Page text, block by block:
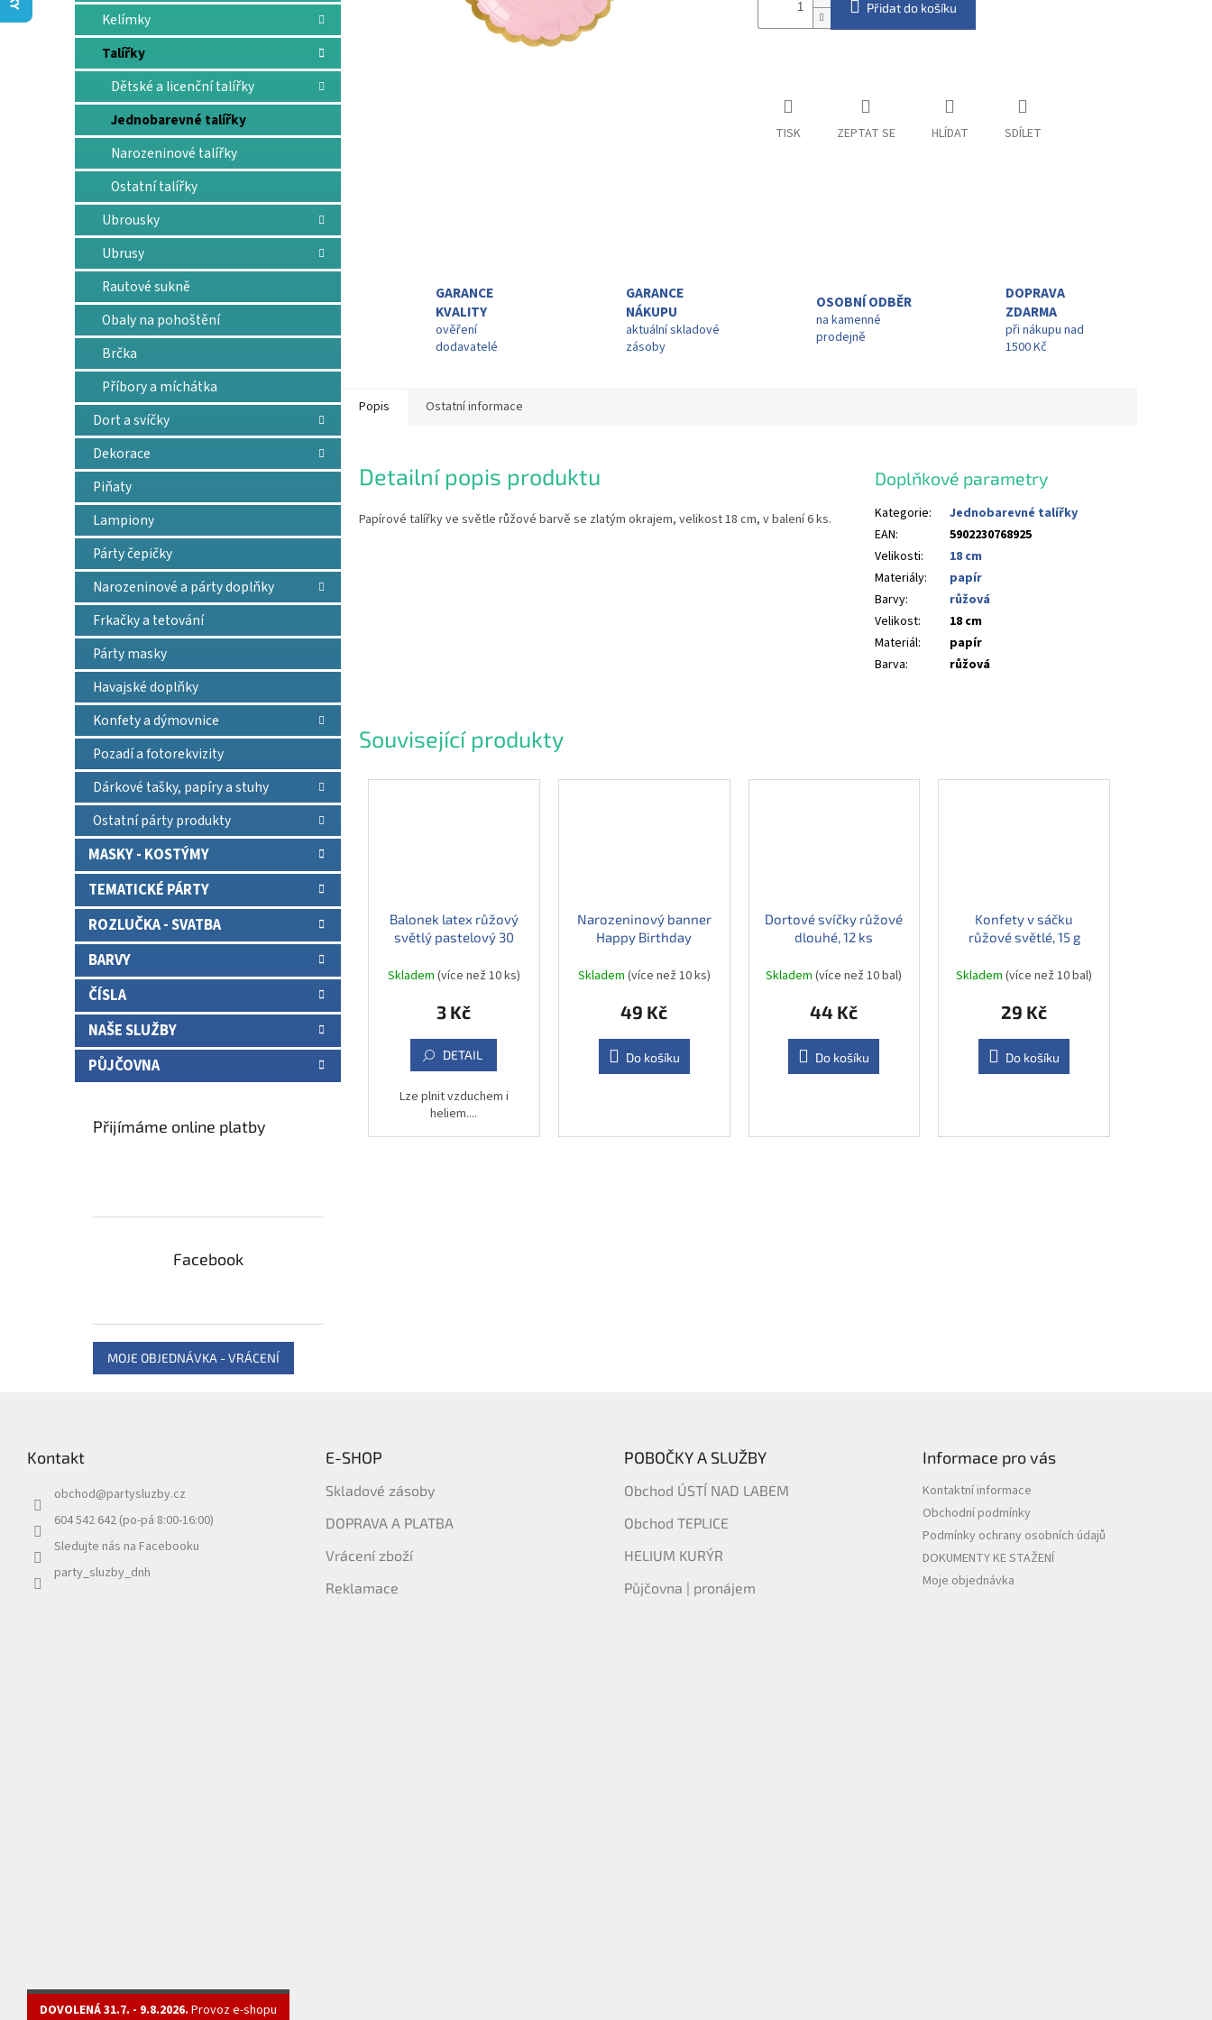
l
Kelímky
Talířky
Dětské a licenční talířky
Jednobarevné talířky
Narozeninové talířky
Ostatní talířky
Ubrousky
Ubrusy
Rautové sukně
Obaly na pohoštění
Brčka
Příbory a míchátka
Dort a svíčky
Dekorace
Piňaty
Lampiony
Párty čepičky
Narozeninové a párty doplňky
Frkačky a tetování
Párty masky
Havajské doplňky
Konfety a dýmovnice
Pozadí a fotorekvizity
Dárkové tašky, papíry a stuhy
Ostatní párty produkty
MASKY - KOSTÝMY
TEMATICKÉ PÁRTY
ROZLUČKA - SVATBA
BARVY
ČÍSLA
NAŠE SLUŽBY
PŮJČOVNA
Přijímáme online platby
Facebook
MOJE OBJEDNÁVKA - VRÁCENÍ
Přidat do košíku
TISK ZEPTAT SE HLÍDAT SDÍLET
GARANCE
KVALITY
ověření
dodavatelé
GARANCE
NÁKUPU
aktuální skladové
zásoby
OSOBNÍ ODBĚR
na kamenné
prodejně
DOPRAVA
ZDARMA
při nákupu nad
1500 Kč
Související produkty
Balonek latex růžový
světlý pastelový 30
Skladem (více než 10 ks)
3 Kč
DETAIL
Lze plnit vzduchem i
heliem....
Narozeninový banner
Happy Birthday
růžový, 175 cm
Skladem (více než 10 ks)
49 Kč
Do košíku
Dortové svíčky růžové
dlouhé, 12 ks
Skladem(více než 10 bal)
44 Kč
Do košíku
Konfety v sáčku
růžové světlé, 15 g
Skladem(více než 10 bal)
29 Kč
Do košíku
Popis Ostatní informace
Detailní popis produktu
Papírové talířky ve světle růžové barvě se zlatým okrajem, velikost 18 cm, v balení 6 ks.
Doplňkové parametry
Kategorie:
Jednobarevné talířky
EAN:
5902230768925
Velikosti:
18 cm
Materiály:
papír
Barvy:
růžová
Velikost:
18 cm
Materiál:
papír
Barva: růžová
Kontakt
obchod@partysluzby.cz
604 542 642 (po-pá 8:00-16:00)
Sledujte nás na Facebooku
party_sluzby_dnh
E-SHOP
Skladové zásoby
DOPRAVA A PLATBA
Vrácení zboží
Reklamace
POBOČKY A SLUŽBY
Obchod ÚSTÍ NAD LABEM
Obchod TEPLICE
HELIUM KURÝR
Půjčovna | pronájem
Informace pro vás
Kontaktní informace
Obchodní podmínky
Podmínky ochrany osobních údajů
DOKUMENTY KE STAŽENÍ
Moje objednávka
DOVOLENÁ 31.7. - 9.8.2026. Provoz e-shopu